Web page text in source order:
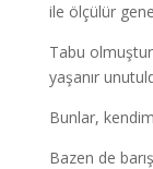
ile ölçülür
Tabu
yaşanır
Bunlar,
Bazen de